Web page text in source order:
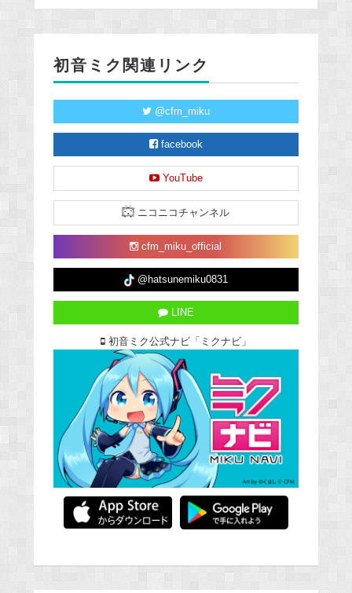
初音ミク関連リンク
@cfm_miku
facebook
YouTube
ニコニコチャンネル
cfm_miku_official
@hatsunemiku0831
LINE
初音ミク公式ナビ「ミクナビ」